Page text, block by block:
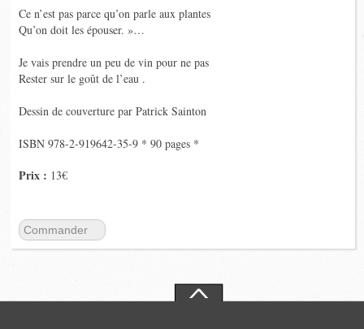
Ce n’est pas parce qu’on parle aux plantes
Qu’on doit les épouser. »…
Je vais prendre un peu de vin pour ne pas
Rester sur le goût de l’eau .
Dessin de couverture par Patrick Sainton
ISBN 978-2-919642-35-9 * 90 pages *
Prix : 13€
Commander